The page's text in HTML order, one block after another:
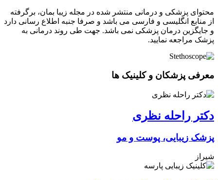
محتوای پزشکی و درمانی منتشر شده در مجله زیبا بمان، برگرفته
از منابع انگلیسی و فارسی می باشد و صرفا جنبه اطلاع رسانی دارد
و جایگزین درمان پزشکی نمی باشد. جهت طی روند درمانی به
پزشک مراجعه نمایید.
معرفی پزشکان و کلینیک ها
دکتر راحله نظری
پزشک زیبایی، پوست و مو
شیراز